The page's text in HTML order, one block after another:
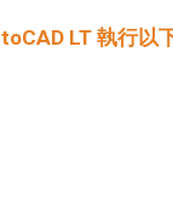
LT 執行以